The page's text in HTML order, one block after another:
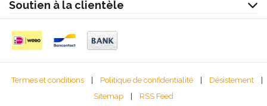
Soutien à la clientèle
Termes et conditions | Politique de confidentialité | Désistement
|
Sitemap
| RSS Feed